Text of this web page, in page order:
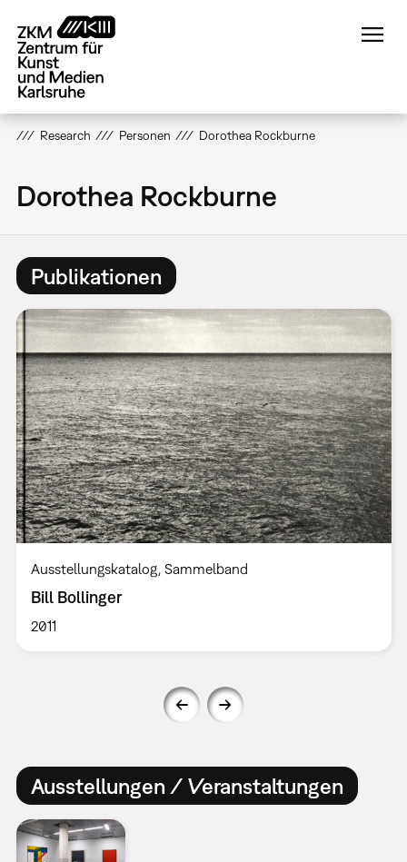
zum
Inhalt
Research Personen Dorothea Rockburne
Dorothea Rockburne
Publikationen
Ausstellungskatalog Sammelband
Bill Bollinger
2011
Ausstellungen / Veranstaltungen